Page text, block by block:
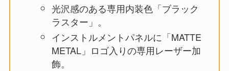
光沢感のある専用内装色「ブラック
ラスター」。
インストルメントパネルに「MATTE
METAL」ロゴ入りの専用レーザー加
飾。